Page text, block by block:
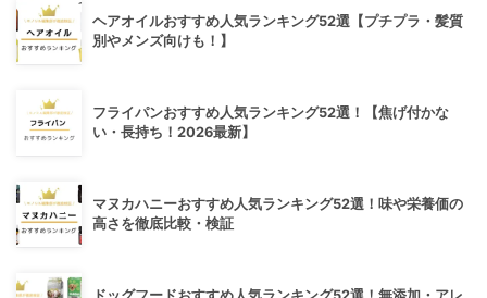
ヘアオイルおすすめ人気ランキング52選【プチプラ・髪質
別やメンズ向けも！】
フライパンおすすめ人気ランキング52選！【焦げ付かな
い・長持ち！2026最新】
マヌカハニーおすすめ人気ランキング52選！味や栄養価の
高さを徹底比較・検証